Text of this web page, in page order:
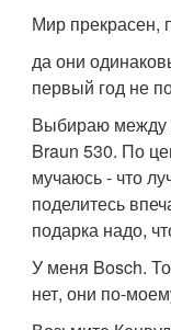
Мир прекрасен,
да они
первый год не
Выбираю между
Braun 530. По
мучаюсь - что
поделитесь
подарка надо,
У меня Bosch.
нет, они по-